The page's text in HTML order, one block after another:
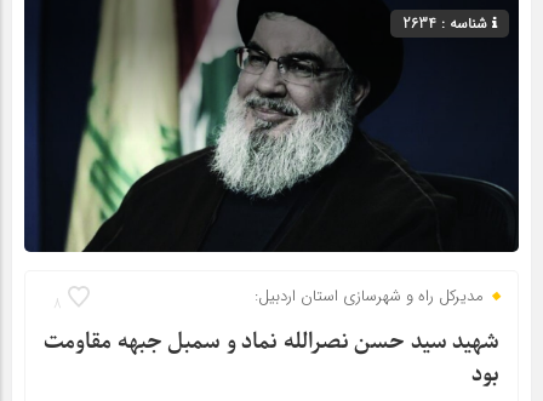
شناسه : 2634
8 مدیرکل راه و شهرسازی استان اردبیل:
شهید سید حسن نصرالله نماد و سمبل جبهه مقاومت
بود